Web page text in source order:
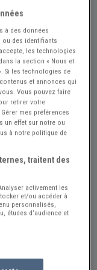
+5
III BJ8
à des données
des identifiants
les technologies
la section « Nous et
Si les technologies de
et annonces qui
Vous pouvez faire
retirer votre
mes préférences
un effet sur notre ou
à notre politique de
traitent des
activement les
et/ou accéder à
personnalisés,
études d’audience et